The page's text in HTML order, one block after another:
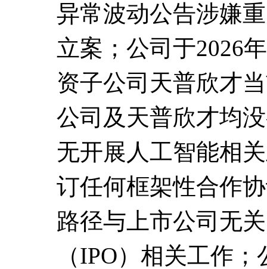
异常波动公告涉嫌
立案；公司于2026
资子公司天普欣才
公司及天普欣才均
无开展人工智能相
订任何框架性合作
路径与上市公司无
（IPO）相关工作